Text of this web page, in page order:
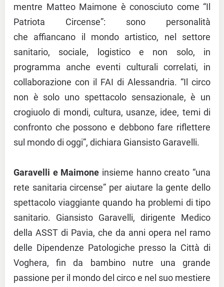
mentre Matteo Maimone è conosciuto come “Il
Patriota Circense”: sono personalità
che affiancano il mondo artistico, nel settore
sanitario, sociale, logistico e non solo, in
programma anche eventi culturali correlati, in
collaborazione con il FAI di Alessandria. “Il circo
non è solo uno spettacolo sensazionale, è un
crogiuolo di mondi, cultura, usanze, idee, temi di
confronto che possono e debbono fare riflettere
sul mondo di oggi”, dichiara Giansisto Garavelli.
Garavelli e Maimone insieme hanno creato “una
rete sanitaria circense” per aiutare la gente dello
spettacolo viaggiante quando ha problemi di tipo
sanitario. Giansisto Garavelli, dirigente Medico
della ASST di Pavia, che da anni opera nel ramo
delle Dipendenze Patologiche presso la Città di
Voghera, fin da bambino nutre una grande
passione per il mondo del circo e nel suo mestiere